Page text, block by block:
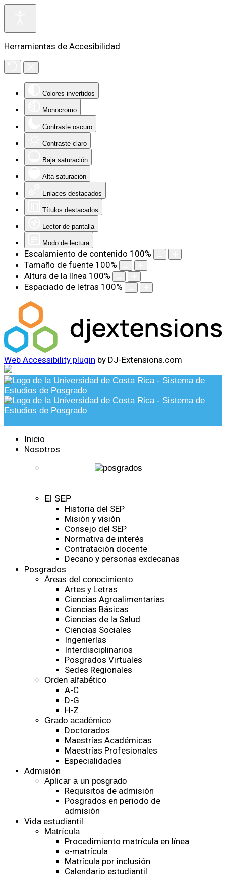
Herramientas de Accesibilidad
Colores invertidos
Monocromo
Contraste oscuro
Contraste claro
Baja saturación
Alta saturación
Enlaces destacados
Títulos destacados
Lector de pantalla
Modo de lectura
Escalamiento de contenido 100%
Tamaño de fuente 100%
Altura de la línea 100%
Espaciado de letras 100%
Web Accessibility plugin by DJ-Extensions.com
Inicio
Nosotros
El SEP
Historia del SEP
Misión y visión
Consejo del SEP
Normativa de interés
Contratación docente
Decano y personas exdecanas
Posgrados
Áreas del conocimiento
Artes y Letras
Ciencias Agroalimentarias
Ciencias Básicas
Ciencias de la Salud
Ciencias Sociales
Ingenierías
Interdisciplinarios
Posgrados Virtuales
Sedes Regionales
Orden alfabético
A-C
D-G
H-Z
Grado académico
Doctorados
Maestrías Académicas
Maestrías Profesionales
Especialidades
Admisión
Aplicar a un posgrado
Requisitos de admisión
Posgrados en periodo de
admisión
Vida estudiantil
Matrícula
Procedimiento matrícula en línea
e-matrícula
Matrícula por inclusión
Calendario estudiantil